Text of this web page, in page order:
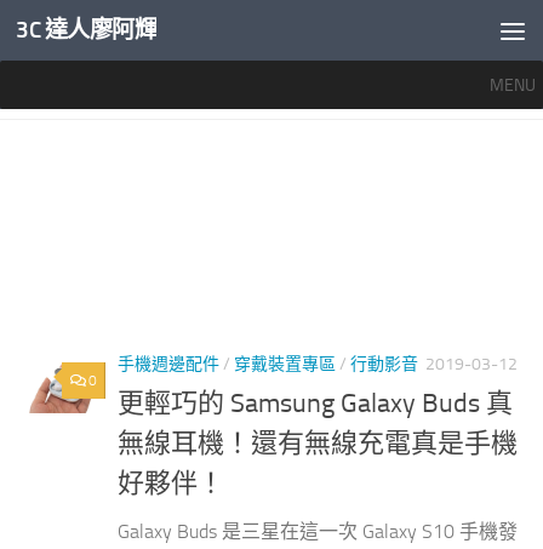
內文下方
3C 達人廖阿輝
MENU
0
手機週邊配件/ 穿戴裝置專區 / 行動影音 2019-03-12
更輕巧的 Samsung Galaxy Buds 真
無線耳機！還有無線充電真是手機
好夥伴！
Galaxy Buds 是三星在這一次 Galaxy S10 手機發